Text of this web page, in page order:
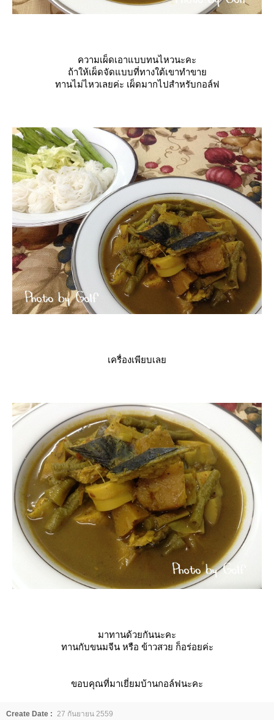
ความเผ็ดเอาแบบทนไหวนะคะ
ถ้าให้เผ็ดจัดแบบที่ทางใต้เขาทำขา
ทานไม่ไหวเลยค่ะ เผ็ดมากไปสำหรับกอล์ฟ
เครื่องเพียบเล
มาทานด้วยกันนะคะ
ทานกับขนมจีน หรือ ข้าวสวย ก็อร่อยค่ะ
ขอบคุณที่มาเยี่ยมบ้านกอล์ฟนะคะ
Create Date : 27 กันยายน 2559